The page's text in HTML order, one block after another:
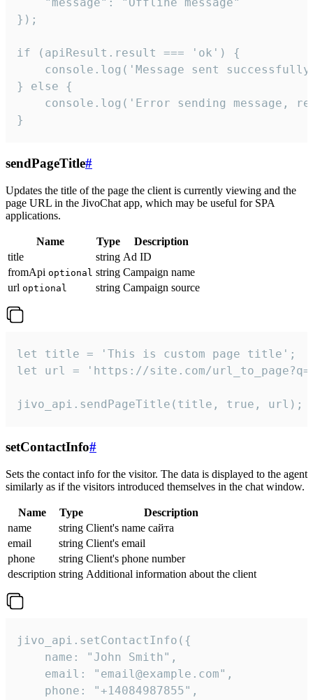
});
if (apiResult.result === 'ok') {
console.log('Message sent
} else {
console.log('Error sending message,
}
sendPageTitle#
Updates the title of the page the client is currently viewing and the
page URL in the JivoChat app, which may be useful for SPA
applications.
Name Type
Description
title
string Ad ID
fromApi optional string Campaign name
url optional string Campaign source
let title = 'This is custom page title';
let url = 'https://site.com/
jivo_api.sendPageTitle(title, true, url);
setContactInfo#
Sets the contact info for the visitor. The data is displayed to the agent
similarly as if the visitors introduced themselves in the chat window.
Name Type
Description
name
string Client's name сайта
email
string Client's email
phone
string Client's phone number
description string Additional information about the client
jivo_api.setContactInfo({
    name: "John Smith",
    email: "email@example.com",
    phone: "+14084987855",